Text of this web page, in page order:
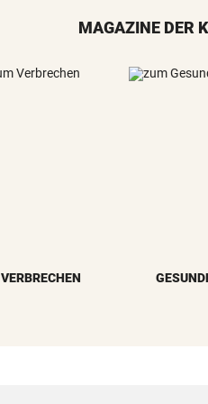
MAGAZINE DER
VERBRECHEN